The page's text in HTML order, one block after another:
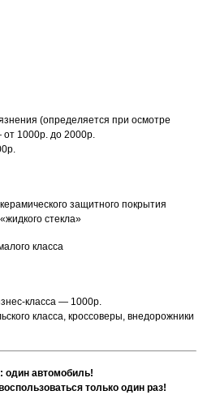
(определяется при осмотре
1000р. до 2000р.
защитного покрытия
стекла»
класса
класса — 1000р.
класса, кроссоверы, внедорожники
один автомобиль!
только один раз!